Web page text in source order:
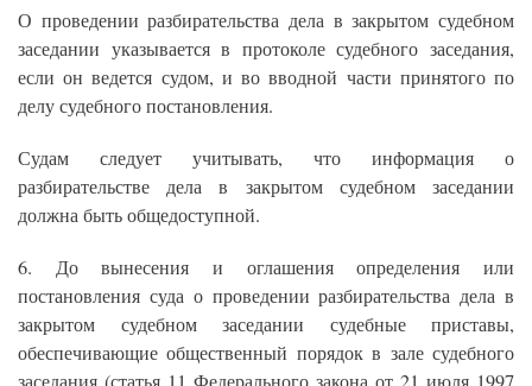
О проведении разбирательства дела в закрытом судебном
заседании указывается в протоколе судебного заседания,
если он ведется судом, и во вводной части принятого по
делу судебного постановления.
Судам следует учитывать, что информация о
разбирательстве дела в закрытом судебном заседании
должна быть общедоступной.
6. До вынесения и оглашения определения или
постановления суда о проведении разбирательства дела в
закрытом судебном заседании судебные приставы,
обеспечивающие общественный порядок в зале судебного